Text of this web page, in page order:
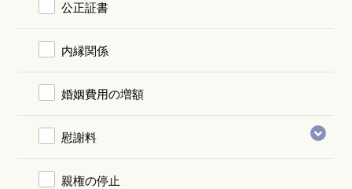
公正証書
内縁関係
婚姻費用の増額
慰謝料
親権の停止